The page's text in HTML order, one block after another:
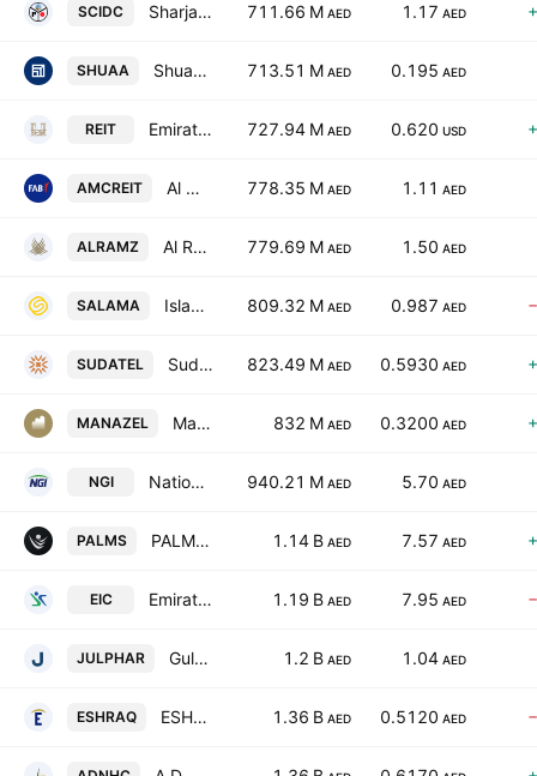
SCIDC Sharjah Cement and Industrial Development Co. 711.66 M AED 1.17 AED
SHUAA Shuaa Capital (P.S.C) 713.51 M AED 0.195 AED
REIT Emirates REIT (CEIC) PLC 727.94 M AED 0.620 USD
AMCREIT Al Mal Capital REIT 778.35 M AED 1.11 AED
ALRAMZ Al Ramz Corporation Investment & Development PJSC 779.69 M AED 1.50 AED
SALAMA Islamic Arab Insurance Co. (Salama) 809.32 M AED 0.987 AED
SUDATEL Sudatel Telecommunications Group Company Limited 823.49 M AED 0.5930 AED
MANAZEL Manazel PJSC 832 M AED 0.3200 AED
NGI National General Insurance Co (P.J.S.C) 940.21 M AED 5.70 AED
PALMS PALMS SPORTS PrJSC 1.14 B AED 7.57 AED
EIC Emirates Insurance Co. 1.19 B AED 7.95 AED
JULPHAR Gulf Pharmaceutical Industries 1.2 B AED 1.04 AED
ESHRAQ ESHRAQ INVESTMENTS P.J.S.C 1.36 B AED 0.5120 AED